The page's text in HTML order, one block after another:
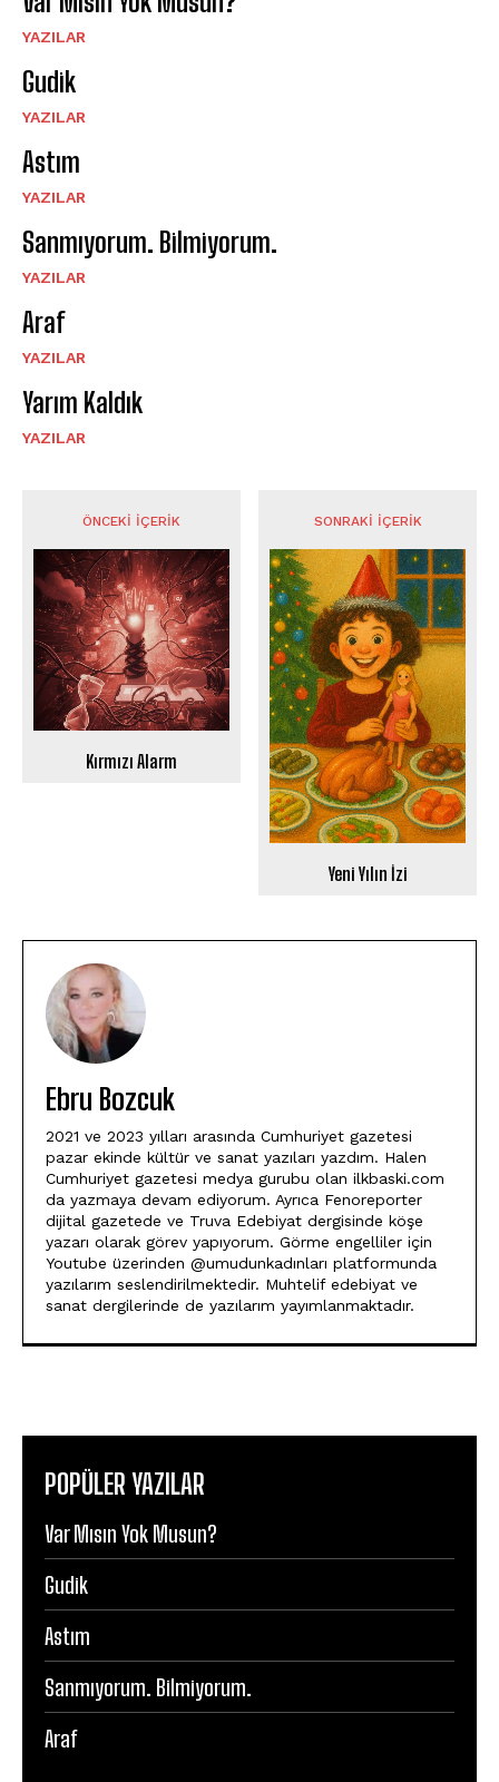
YAZILAR
Gudik
YAZILAR
Astım
YAZILAR
Sanmıyorum. Bilmiyorum.
YAZILAR
Araf
YAZILAR
Yarım Kaldık
YAZILAR
ÖNCEKI İÇERIK
Kırmızı Alarm
SONRAKI İÇERIK
Yeni Yılın İzi
Ebru Bozcuk
2021 ve 2023 yılları arasında Cumhuriyet gazetesi
pazar ekinde kültür ve sanat yazıları yazdım. Halen
Cumhuriyet gazetesi medya gurubu olan ilkbaski.com
da yazmaya devam ediyorum. Ayrıca Fenoreporter
dijital gazetede ve Truva Edebiyat dergisinde köşe
yazarı olarak görev yapıyorum. Görme engelliler için
Youtube üzerinden @umudunkadınları platformunda
yazılarım seslendirilmektedir. Muhtelif edebiyat ve
sanat dergilerinde de yazılarım yayımlanmaktadır.
POPÜLER YAZILAR
Var Mısın Yok Musun?
Gudik
Astım
Sanmıyorum. Bilmiyorum.
Araf